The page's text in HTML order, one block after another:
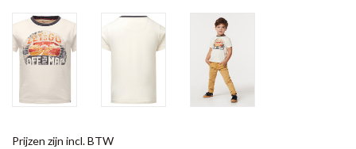
Prijzen zijn incl. BTW